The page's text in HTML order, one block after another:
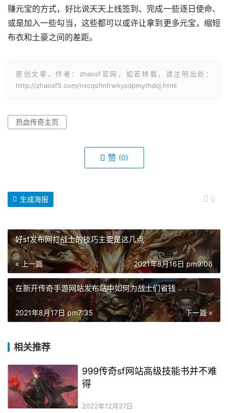
赚元宝的方式，好比说天天上线签到、完成一些逐日使命、
或是加入一些勾当，这些都可以或许让拿到更多元宝，缩短
布衣和土豪之间的差距。
原创文章，作者：zhaosf官网，如若转载，请注明出处：
http://zhaosf5.com/nxcqsfmfrwkysdpmythdcj.html
热血传奇主页
赞 (0)
0
生成海报
好sf发布网打战士的技巧主要是这几点
« 上一篇 2021年8月16日 pm9:08
在新开传奇手游网站发布站中如何为战士们省钱
下一篇 »
2021年8月17日 pm7:35
相关推荐
999传奇sf网站高级技能书并不难
得
2022年12月27日